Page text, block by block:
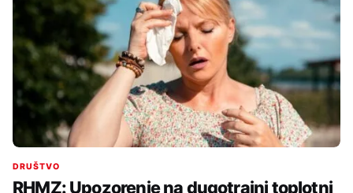
DRUŠTVO
RHMZ: Upozorenje na dugotrajni toplotni